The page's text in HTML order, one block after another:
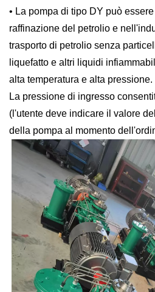
• La pompa di tipo DY può
raffinazione del petrolio e
trasporto di petrolio senza
liquefatto e altri liquidi
alta temperatura e alta pressione.
La pressione di ingresso
(l'utente deve indicare il valore
della pompa al momento